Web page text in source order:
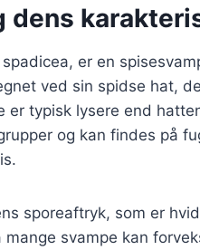
dens
er en
ved sin spidse hat,
typisk lysere end
og kan findes på
sporeaftryk, som er
svampe kan